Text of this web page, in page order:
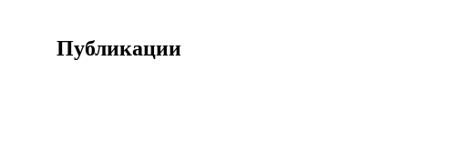
Публикации